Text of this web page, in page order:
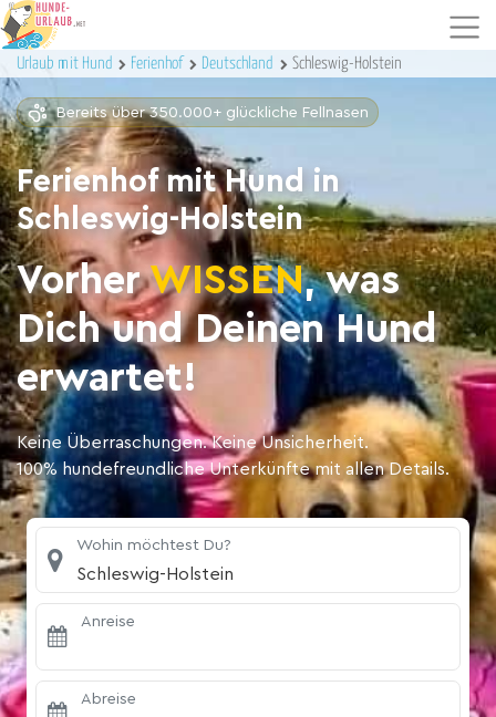
Urlaub mit Hund Ferienhof Deutschland Schleswig-Holstein
Bereits über 350.000+ glückliche Fellnasen
Ferienhof mit Hund in
Schleswig-Holstein
VorherWISSEN, was
Dich und Deinen Hund
erwartet!
Keine Überraschungen. Keine Unsicherheit.
100% hundefreundliche Unterkünfte mit allen Details.
Wohin möchtest Du?
Schleswig-Holstein
Anreise
Abreise